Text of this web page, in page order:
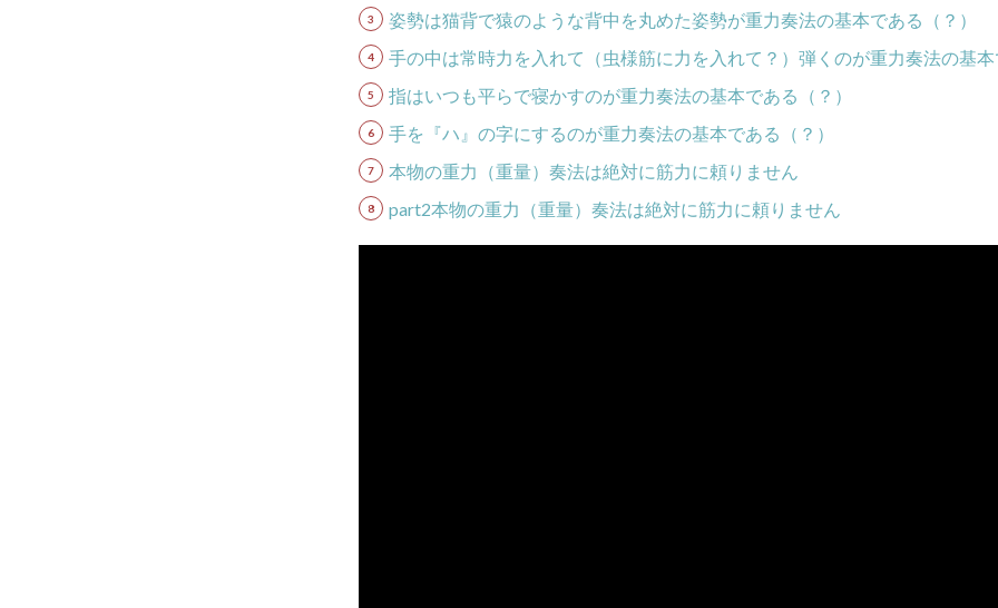
姿勢は猫背で猿のような背中を丸めた姿勢が重力奏法の基本である（？）
手の中は常時力を入れて（虫様筋に力を入れて？）弾くのが重力奏法の基本
指はいつも平らで寝かすのが重力奏法の基本である（？）
手を『ハ』の字にするのが重力奏法の基本である（？）
本物の重力（重量）奏法は絶対に筋力に頼りません
part2本物の重力（重量）奏法は絶対に筋力に頼りません